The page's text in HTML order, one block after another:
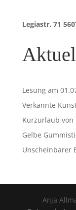
Legiastr. 71
Lesung am
Verkannte
Kurzurlaub von
Gelbe
Unscheinbarer
Anja